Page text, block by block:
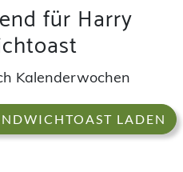
für Harry
Kalenderwochen
LADEN